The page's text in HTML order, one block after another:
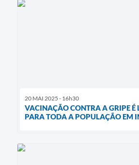
20 MAI 2025 - 16h30
VACINAÇÃO CONTRA A GRIPE É
PARA TODA A POPULAÇÃO EM